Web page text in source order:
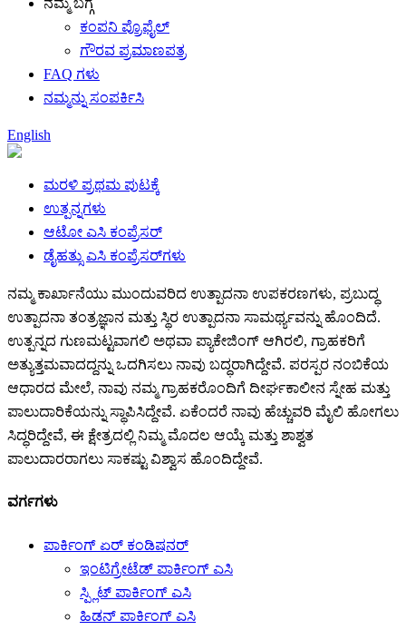
ನಮ್ಮ ಬಗ್ಗೆ
ಕಂಪನಿ ಪ್ರೊಫೈಲ್
ಗೌರವ ಪ್ರಮಾಣಪತ್ರ
FAQ ಗಳು
ನಮ್ಮನ್ನು ಸಂಪರ್ಕಿಸಿ
English
ಮರಳಿ ಪ್ರಥಮ ಪುಟಕ್ಕೆ
ಉತ್ಪನ್ನಗಳು
ಆಟೋ ಎಸಿ ಕಂಪ್ರೆಸರ್
ಡೈಹತ್ಸು ಎಸಿ ಕಂಪ್ರೆಸರ್‌ಗಳು
ನಮ್ಮ ಕಾರ್ಖಾನೆಯು ಮುಂದುವರಿದ ಉತ್ಪಾದನಾ ಉಪಕರಣಗಳು, ಪ್ರಬುದ್ಧ
ಉತ್ಪಾದನಾ ತಂತ್ರಜ್ಞಾನ ಮತ್ತು ಸ್ಥಿರ ಉತ್ಪಾದನಾ ಸಾಮರ್ಥ್ಯವನ್ನು ಹೊಂದಿದೆ.
ಉತ್ಪನ್ನದ ಗುಣಮಟ್ಟವಾಗಲಿ ಅಥವಾ ಪ್ಯಾಕೇಜಿಂಗ್ ಆಗಿರಲಿ, ಗ್ರಾಹಕರಿಗೆ
ಅತ್ಯುತ್ತಮವಾದದ್ದನ್ನು ಒದಗಿಸಲು ನಾವು ಬದ್ಧರಾಗಿದ್ದೇವೆ. ಪರಸ್ಪರ ನಂಬಿಕೆಯ
ಆಧಾರದ ಮೇಲೆ, ನಾವು ನಮ್ಮ ಗ್ರಾಹಕರೊಂದಿಗೆ ದೀರ್ಘಕಾಲೀನ ಸ್ನೇಹ ಮತ್ತು
ಪಾಲುದಾರಿಕೆಯನ್ನು ಸ್ಥಾಪಿಸಿದ್ದೇವೆ. ಏಕೆಂದರೆ ನಾವು ಹೆಚ್ಚುವರಿ ಮೈಲಿ ಹೋಗಲು
ಸಿದ್ಧರಿದ್ದೇವೆ, ಈ ಕ್ಷೇತ್ರದಲ್ಲಿ ನಿಮ್ಮ ಮೊದಲ ಆಯ್ಕೆ ಮತ್ತು ಶಾಶ್ವತ
ಪಾಲುದಾರರಾಗಲು ಸಾಕಷ್ಟು ವಿಶ್ವಾಸ ಹೊಂದಿದ್ದೇವೆ.
ವರ್ಗಗಳು
ಪಾರ್ಕಿಂಗ್ ಏರ್ ಕಂಡಿಷನರ್
ಇಂಟಿಗ್ರೇಟೆಡ್ ಪಾರ್ಕಿಂಗ್ ಎಸಿ
ಸ್ಪ್ಲಿಟ್ ಪಾರ್ಕಿಂಗ್ ಎಸಿ
ಹಿಡನ್ ಪಾರ್ಕಿಂಗ್ ಎಸಿ